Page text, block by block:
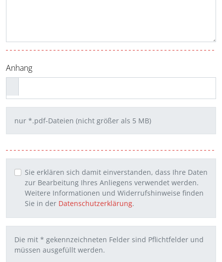
Anhang
nur *.pdf-Dateien (nicht größer als 5 MB)
Sie erklären sich damit einverstanden, dass Ihre Daten
zur Bearbeitung Ihres Anliegens verwendet werden.
Weitere Informationen und Widerrufshinweise finden
Sie in der Datenschutzerklärung.
Die mit * gekennzeichneten Felder sind Pflichtfelder und
müssen ausgefüllt werden.